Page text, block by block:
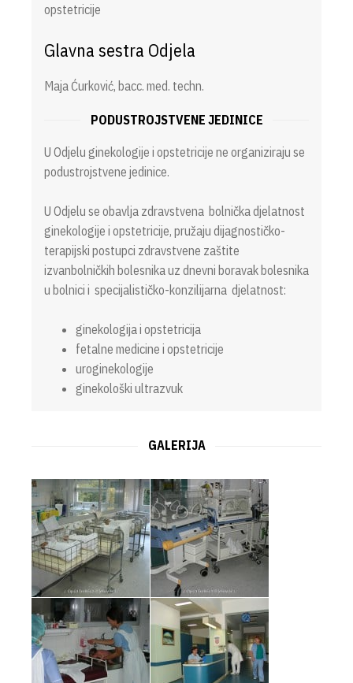
opstetricije
Glavna sestra Odjela
Maja Ćurković, bacc. med. techn.
PODUSTROJSTVENE JEDINICE
U Odjelu ginekologije i opstetricije ne organiziraju se
podustrojstvene jedinice.
U Odjelu se obavlja zdravstvena bolnička djelatnost
ginekologije i opstetricije, pružaju dijagnostičko-
terapijski postupci zdravstvene zaštite
izvanbolničkih bolesnika uz dnevni boravak bolesnika
u bolnici i specijalističko-konzilijarna djelatnost:
ginekologija i opstetricija
fetalne medicine i opstetricije
uroginekologije
ginekološki ultrazvuk
GALERIJA